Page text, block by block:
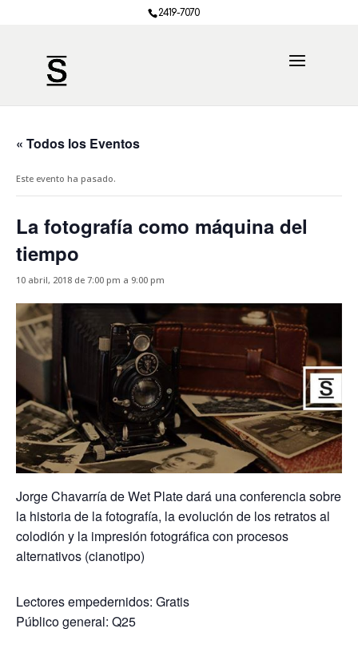
2419-7070
« Todos los Eventos
Este evento ha pasado.
La fotografía como máquina del
tiempo
10 abril, 2018 de 7:00 pm a 9:00 pm
Jorge Chavarría de Wet Plate dará una conferencia sobre
la historia de la fotografía, la evolución de los retratos al
colodión y la impresión fotográfica con procesos
alternativos (cianotipo)
Lectores empedernidos: Gratis
Público general: Q25